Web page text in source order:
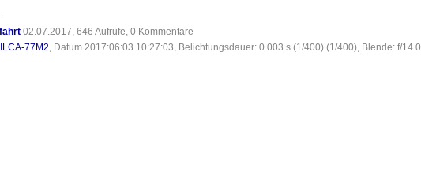
02.07.2017, 646 Aufrufe, 0 Kommentare
77M2, Datum 2017:06:03 10:27:03, Belichtungsdauer: 0.003 s (1/400) (1/400), Blende: f/